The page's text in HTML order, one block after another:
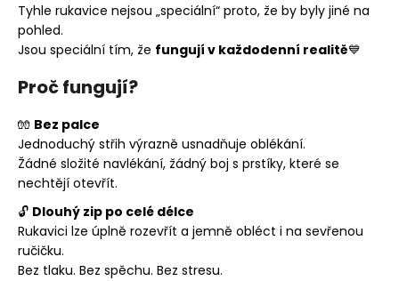
Tyhle rukavice nejsou „speciální“ proto, že by byly jiné na
pohled.
Jsou speciální tím, že fungují v každodenní realitě💙
Proč fungují?
🧤 Bez palce
Jednoduchý střih výrazně usnadňuje oblékání.
Žádné složité navlékání, žádný boj s prstíky, které se
nechtějí otevřít.
🔓 Dlouhý zip po celé délce
Rukavici lze úplně rozevřít a jemně obléct i na sevřenou
ručičku.
Bez tlaku. Bez spěchu. Bez stresu.